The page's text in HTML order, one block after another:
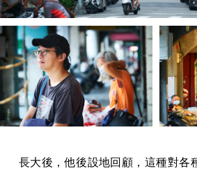
長大後，他後設地回顧，這種對各